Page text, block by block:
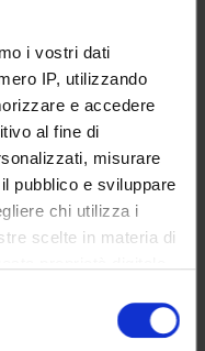
i vostri dati
IP, utilizzando
e accedere
al fine di
misurare
pubblico e sviluppare
chi utilizza i
scelte in materia di
in qualsiasi
o facendo clic
release
(solo per